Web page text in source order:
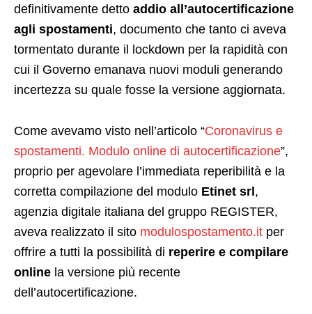
definitivamente detto addio all’autocertificazione
agli spostamenti, documento che tanto ci aveva
tormentato durante il lockdown per la rapidità con
cui il Governo emanava nuovi moduli generando
incertezza su quale fosse la versione aggiornata.
Come avevamo visto nell’articolo “Coronavirus e
spostamenti. Modulo online di autocertificazione”,
proprio per agevolare l’immediata reperibilità e la
corretta compilazione del modulo Etinet srl,
agenzia digitale italiana del gruppo REGISTER,
aveva realizzato il sito modulospostamento.it per
offrire a tutti la possibilità di reperire e compilare
online la versione più recente
dell’autocertificazione.